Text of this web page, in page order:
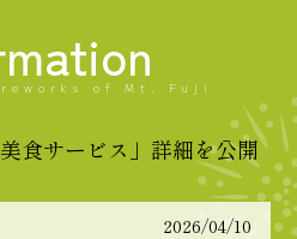
of Mt. Fuji
食サービス」詳細を公開
2026/04/10